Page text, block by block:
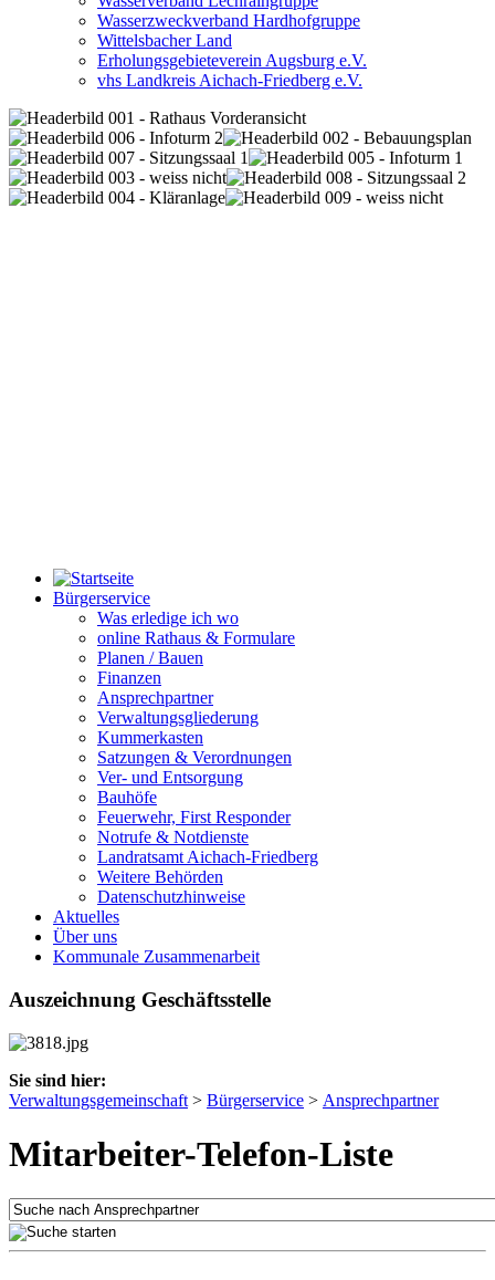
Wasserzweckverband Hardhofgruppe
Wittelsbacher Land
Erholungsgebieteverein Augsburg e.V.
vhs Landkreis Aichach-Friedberg e.V.
Bürgerservice
Was erledige ich wo
online Rathaus & Formulare
Planen / Bauen
Finanzen
Ansprechpartner
Verwaltungsgliederung
Kummerkasten
Satzungen & Verordnungen
Ver- und Entsorgung
Bauhöfe
Feuerwehr, First Responder
Notrufe & Notdienste
Landratsamt Aichach-Friedberg
Weitere Behörden
Datenschutzhinweise
Aktuelles
Über uns
Kommunale Zusammenarbeit
Auszeichnung Geschäftsstelle
Sie sind hier:
Verwaltungsgemeinschaft > Bürgerservice > Ansprechpartner
Mitarbeiter-Telefon-Liste